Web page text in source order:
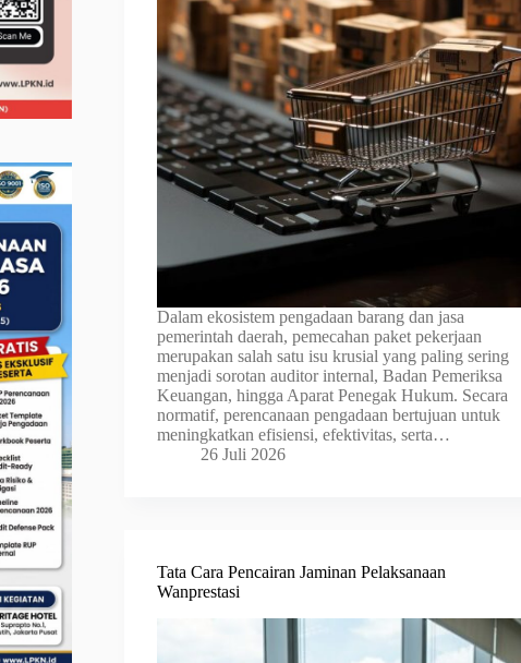
Dalam ekosistem pengadaan barang dan jasa
pemerintah daerah, pemecahan paket pekerjaan
merupakan salah satu isu krusial yang paling sering
menjadi sorotan auditor internal, Badan Pemeriksa
Keuangan, hingga Aparat Penegak Hukum. Secara
normatif, perencanaan pengadaan bertujuan untuk
meningkatkan efisiensi, efektivitas, serta…
26 Juli 2026
Tata Cara Pencairan Jaminan Pelaksanaan
Wanprestasi